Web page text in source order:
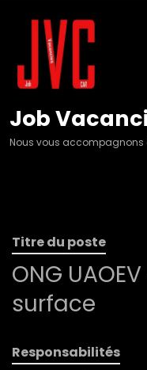
Job
Nous vous accompagnons
Titre du poste
ONG
surface
Responsabilités